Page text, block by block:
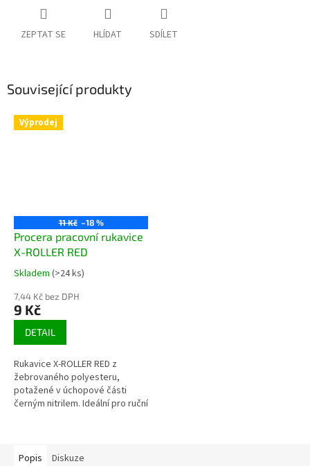
ZEPTAT SE HLÍDAT SDÍLET
Související produkty
Výprodej
11 Kč –18 %
Procera pracovní rukavice
X-ROLLER RED
Průměrné
produktu
je
hvězdiček.
Skladem (>24 ks)
7,44 Kč bez DPH
9 Kč
DETAIL
Rukavice X-ROLLER RED z
žebrovaného polyesteru,
potažené v úchopové části
černým nitrilem. Ideální pro ruční
Popis Diskuze